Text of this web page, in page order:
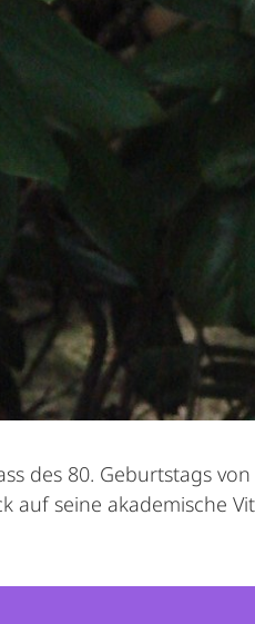
des 80. Geburtstags
auf seine akademische